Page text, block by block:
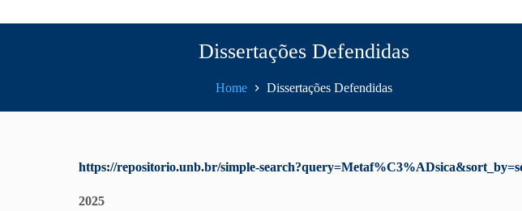
Dissertações Defendidas
Home Dissertações Defendidas
https://repositorio.unb.br/simple-
2025